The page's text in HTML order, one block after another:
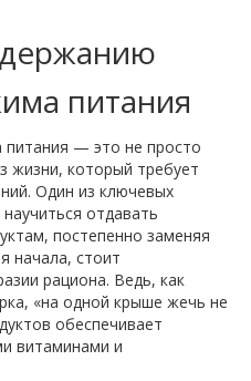
питания
— это не просто
жизни, который требует
Один из ключевых
отдавать
постепенно заменяя
начала, стоит
рациона. Ведь, как
«на одной крыше жечь не
обеспечивает
витаминами и